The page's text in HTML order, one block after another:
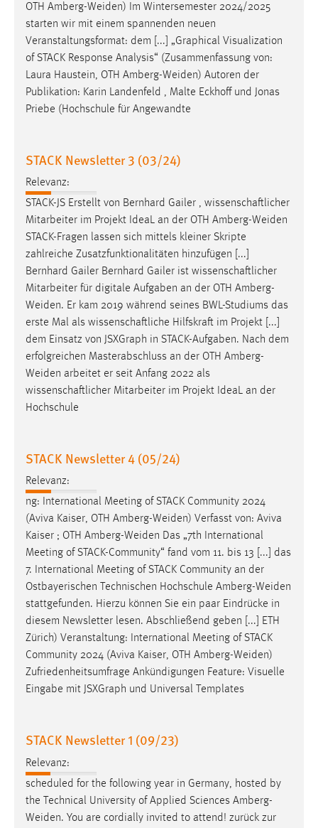
OTH Amberg-Weiden) Im Wintersemester 2024/2025
starten wir mit einem spannenden neuen
Veranstaltungsformat: dem [...] „Graphical Visualization
of STACK Response Analysis“ (Zusammenfassung von:
Laura Haustein, OTH Amberg-Weiden) Autoren der
Publikation: Karin Landenfeld , Malte Eckhoff und Jonas
Priebe (Hochschule für Angewandte
STACK Newsletter 3 (03/24)
Relevanz:
STACK-JS Erstellt von Bernhard Gailer , wissenschaftlicher
Mitarbeiter im Projekt IdeaL an der OTH Amberg-Weiden
STACK-Fragen lassen sich mittels kleiner Skripte
zahlreiche Zusatzfunktionalitäten hinzufügen [...]
Bernhard Gailer Bernhard Gailer ist wissenschaftlicher
Mitarbeiter für digitale Aufgaben an der OTH Amberg-
Weiden. Er kam 2019 während seines BWL-Studiums das
erste Mal als wissenschaftliche Hilfskraft im Projekt [...]
dem Einsatz von JSXGraph in STACK-Aufgaben. Nach dem
erfolgreichen Masterabschluss an der OTH Amberg-
Weiden arbeitet er seit Anfang 2022 als
wissenschaftlicher Mitarbeiter im Projekt IdeaL an der
Hochschule
STACK Newsletter 4 (05/24)
Relevanz:
ng: International Meeting of STACK Community 2024
(Aviva Kaiser, OTH Amberg-Weiden) Verfasst von: Aviva
Kaiser ; OTH Amberg-Weiden Das „7th International
Meeting of STACK-Community“ fand vom 11. bis 13 [...] das
7. International Meeting of STACK Community an der
Ostbayerischen Technischen Hochschule Amberg-Weiden
stattgefunden. Hierzu können Sie ein paar Eindrücke in
diesem Newsletter lesen. Abschließend geben [...] ETH
Zürich) Veranstaltung: International Meeting of STACK
Community 2024 (Aviva Kaiser, OTH Amberg-Weiden)
Zufriedenheitsumfrage Ankündigungen Feature: Visuelle
Eingabe mit JSXGraph und Universal Templates
STACK Newsletter 1 (09/23)
Relevanz:
scheduled for the following year in Germany, hosted by
the Technical University of Applied Sciences Amberg-
Weiden. You are cordially invited to attend! zurück zur
STATISTIK
Statistik Cookies erfassen Informationen anonym.
Diese Informationen helfen uns zu verstehen, wie
unsere Besucher unsere Website nutzen.
Matomo
Zugriffsstatistik
Cookie Laufzeit:
Max. 13 Monate
MARKETING
Marketing Cookies werden von Drittanbietern
verwendet, um personalisierte Werbung anzuzeigen.
Sie tun dies, indem sie Besucher über Websites
hinweg verfolgen.
Google Ads
Anbieter:
Google Ireland Limited
Zweck:
Conversion-Tracking
Cookie Laufzeit:
3 Monate
Facebook Pixel
Name:
_fbp
Anbieter:
Facebook
Conversion-Tracking
Cookie Laufzeit:
3 Monate